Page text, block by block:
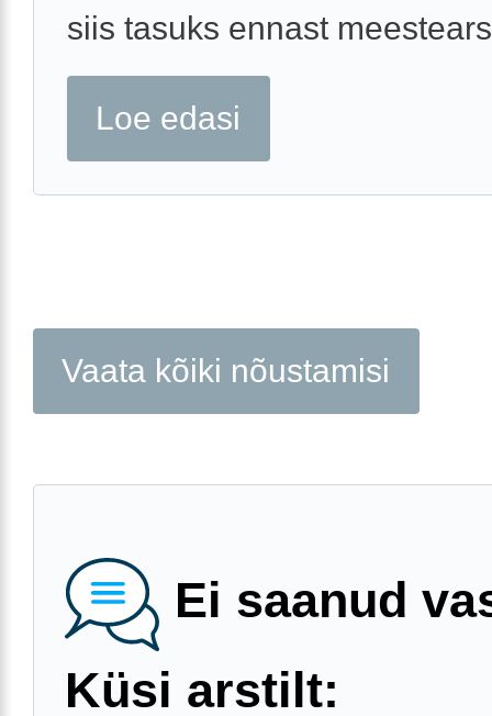
siis tasuks ennast
Loe edasi
Vaata kõiki nõustamisi
Ei saanud
Küsi arstilt: